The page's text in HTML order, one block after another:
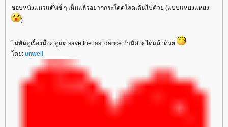
ชอบหนังแนวแด๊นซ์ ๆ เห็นแล้วอยากกระโดดโลดเต้นไปด้วย (แบบแหยงแหยง
)
ไม่ทันดูเรื่องนี้อะ ดูแต่ save the last dance จำมิค่อยได้แล้วด้ว
ดย: unwell